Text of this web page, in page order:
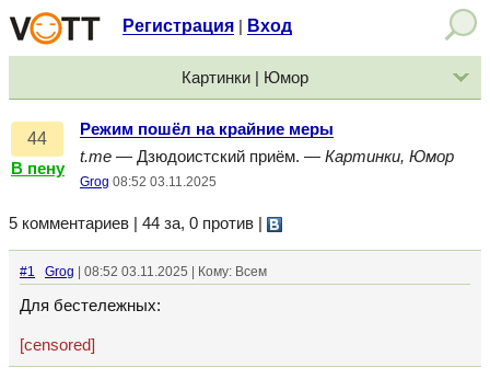
Регистрация Вход
Картинки | Юмор
44
В пену
Режим пошёл на крайние меры
t.me — Дзюдоистский приём. — Картинки, Юмор
Grog 08:52 03.11.2025
5 комментариев | 44 за, 0 против
#1 Grog | 08:52 03.11.2025 | Кому: Всем
Для бестележных:
[censored]